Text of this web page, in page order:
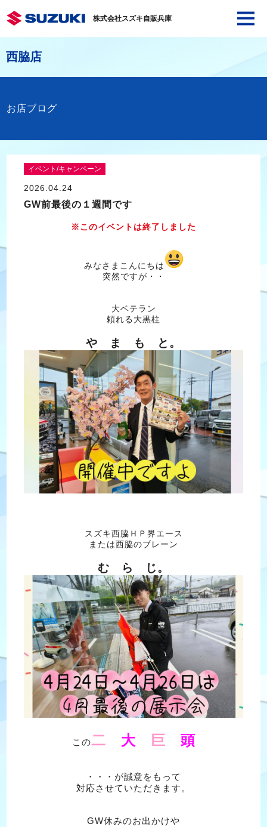
株式会社スズキ自販兵庫
西脇店
お店ブログ
イベント/キャンペーン
2026.04.24
GW前最後の１週間です
※このイベントは終了しました
みなさまこんにちは
突然ですが・・
大ベテラン
頼れる大黒柱
や ま も と。
スズキ西脇ＨＰ界エース
または西脇のブレーン
む ら じ。
この二 大 巨 頭
・・・が誠意をもって
対応させていただきます。
GW休みのお出かけや